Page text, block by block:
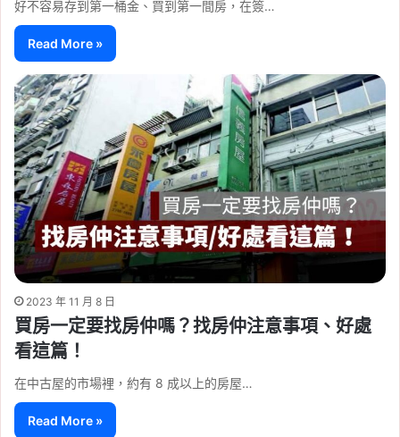
好不容易存到第一桶金、買到第一間房，在簽…
Read More »
2023 年 11 月 8 日
買房一定要找房仲嗎？找房仲注意事項、好處
看這篇！
在中古屋的市場裡，約有 8 成以上的房屋…
Read More »